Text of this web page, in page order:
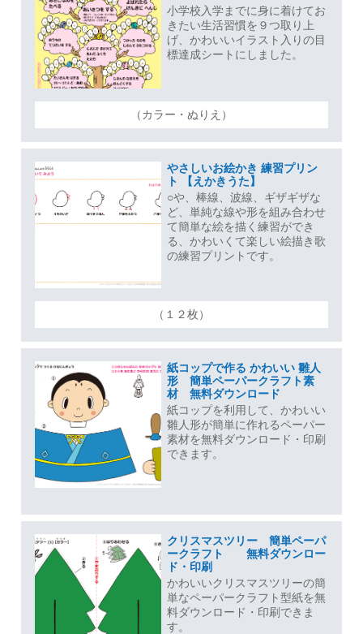
小学校入学までに身に着けてお
きたい生活習慣を９つ取り上
げ、かわいいイラスト入りの目
標達成シートにしました。
（カラー・ぬりえ）
やさしいお絵かき 練習プリン
ト 【えかきうた】
○や、棒線、波線、ギザギザな
ど、単純な線や形を組み合わせ
て簡単な絵を描く練習ができ
る、かわいくて楽しい絵描き歌
の練習プリントです。
（１２枚）
紙コップで作る かわいい 雛人
形 簡単ペーパークラフト素
材 無料ダウンロード
紙コップを利用して、かわいい
雛人形が簡単に作れるペーパー
素材を無料ダウンロード・印刷
できます。
クリスマスツリー 簡単ペーパ
ークラフト 無料ダウンロー
ド・印刷
かわいいクリスマスツリーの簡
単なペーパークラフト型紙を無
料ダウンロード・印刷できま
す。